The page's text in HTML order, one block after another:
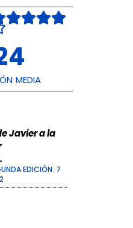

V
a
l
r
a
d
o
c
4
e
1
0
MEDIA
Javier a la
EDICIÓN. 7